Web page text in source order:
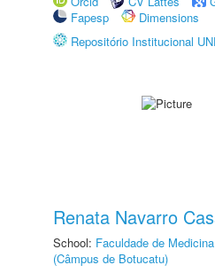
Fapesp
Dimensions
Repositório Institucional
Renata Navarro
School: Faculdade de
(Câmpus de Botucatu)